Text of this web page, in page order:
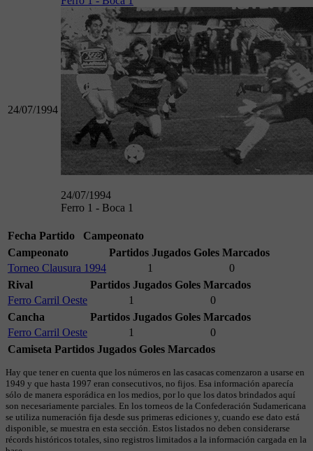
24/07/1994
24/07/1994
Ferro 1 - Boca 1
Fecha Partido
Campeonato
Campeonato
Partidos Jugados Goles Marcados
Torneo Clausura 1994
1
0
Rival
Partidos Jugados Goles Marcados
Ferro Carril Oeste
1
0
Cancha
Partidos Jugados Goles Marcados
Ferro Carril Oeste
1
0
Camiseta Partidos Jugados Goles Marcados
Hay que tener en cuenta que los números en las casacas comenzaron a usarse en
1949 y que hasta 1997 eran consecutivos, no fijos. Esa información aparecía
sólo de manera esporádica en los medios, por lo que los datos brindados aquí
son necesariamente parciales. En los torneos de la Confederación Sudamericana
se utiliza numeración fija desde sus primeras ediciones y, cuando ese dato está
disponible, se muestra en esta sección. Estos listados no deben considerarse
récords históricos totales, sino registros limitados a la información cargada en la